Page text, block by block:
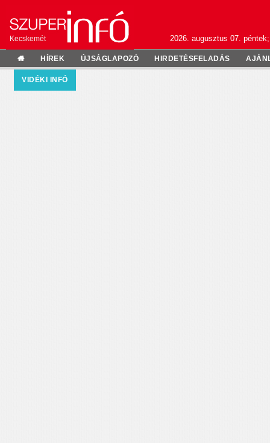
Kecskemét 2026. augusztus 07.
HÍREK ÚJSÁGLAPOZÓ HIRDETÉSFELADÁS
VIDÉKI INFÓ